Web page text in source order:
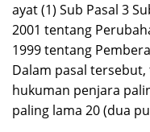
ayat (1) Sub Pasal 3
2001 tentang
1999 tentang
Dalam pasal
hukuman penjara
paling lama 20 (dua